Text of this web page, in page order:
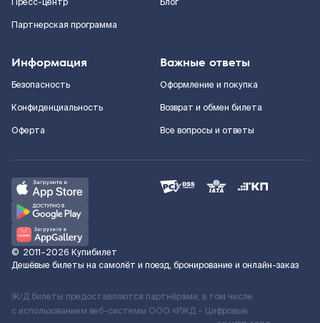
Партнерская программа
Информация
Безопасность
Конфиденциальность
Оферта
Важные ответы
Оформление и покупка
Возврат и обмен билета
Все вопросы и ответы
© 2011–2026 Купибилет
Дешёвые билеты на самолёт и поезд, бронирование и онлайн-заказ
Ж/Д билеты предоставляются партнёрами, в том числе
с использованием веб-системы ООО «РЖД – Цифровые